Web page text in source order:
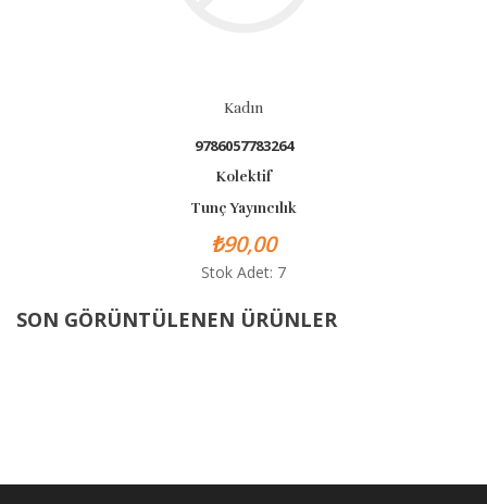
Kadın
9786057783264
Kolektif
Tunç Yayıncılık
₺90,00
Stok Adet: 7
SON GÖRÜNTÜLENEN ÜRÜNLER